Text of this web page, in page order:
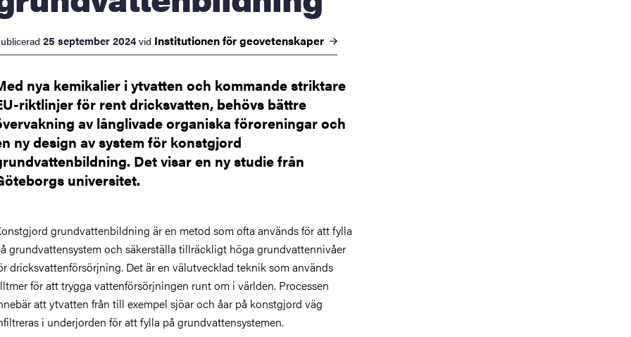
25 september 2024 vid Institutionen förgeovetenskaper
nya kemikalier i ytvatten och kommande striktare
riktlinjer för rent dricksvatten, behövs bättre
av långlivade organiska föroreningar och
ny design av system för konstgjord
Det visar en ny studie från
universitet.
grundvattenbildning är en metod som ofta används för att fylla
grundvattensystem och säkerställa tillräckligt höga grundvattennivåer
dricksvattenförsörjning. Det är en välutvecklad teknik som används
för att trygga vattenförsörjningen runt om i världen. Processen
att ytvatten från till exempel sjöar och åar på konstgjord väg
i underjorden för att fylla på grundvattensystemen.